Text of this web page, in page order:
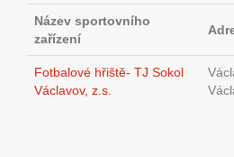
Název sportovního
zařízení
Fotbalové hřiště- TJ Sokol
Václavov, z.s.